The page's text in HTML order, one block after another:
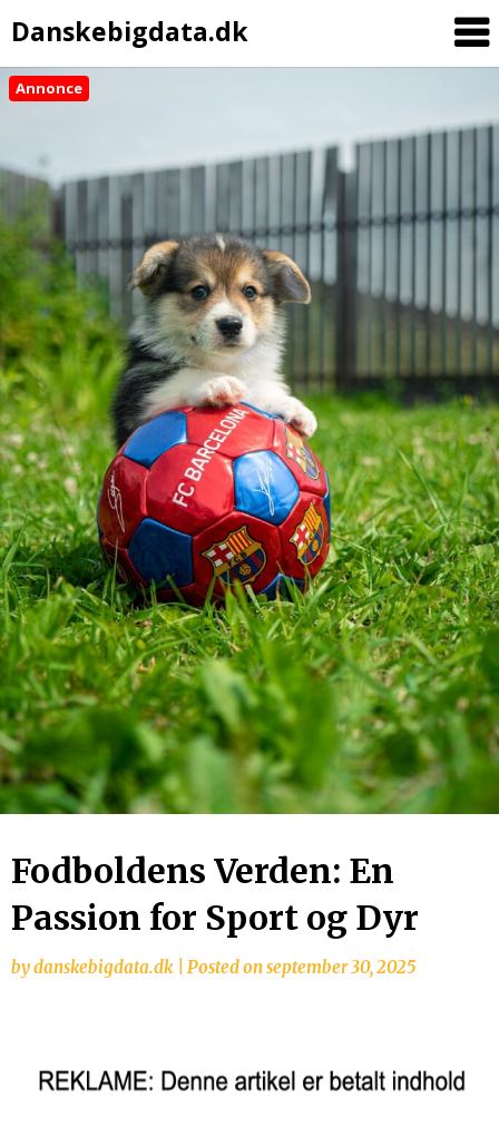
Danskebigdata.dk
content
Annonce
Fodboldens Verden: En
Passion for Sport og Dyr
bydanskebigdata.dk Posted onseptember 30, 2025